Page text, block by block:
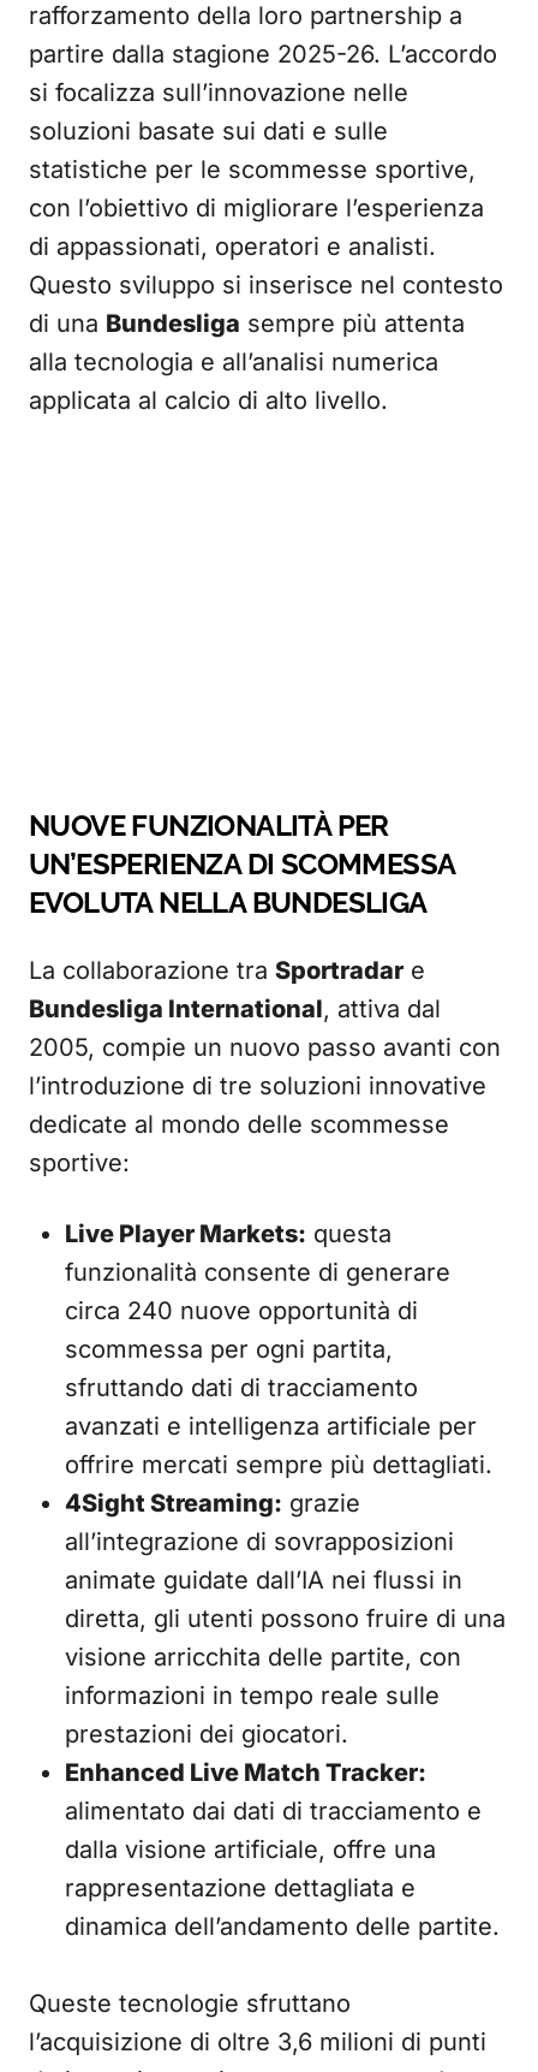
rafforzamento della loro partnership a
partire dalla stagione 2025-26. L’accordo
si focalizza sull’innovazione nelle
soluzioni basate sui dati e sulle
statistiche per le scommesse sportive,
con l’obiettivo di migliorare l’esperienza
di appassionati, operatori e analisti.
Questo sviluppo si inserisce nel contesto
di una Bundesliga sempre più attenta
alla tecnologia e all’analisi numerica
applicata al calcio di alto livello.
NUOVE FUNZIONALITÀ PER
UN’ESPERIENZA DI SCOMMESSA
EVOLUTA NELLA BUNDESLIGA
La collaborazione tra Sportradar e
Bundesliga International, attiva dal
2005, compie un nuovo passo avanti con
l’introduzione di tre soluzioni innovative
dedicate al mondo delle scommesse
sportive:
Live Player Markets: questa
funzionalità consente di generare
circa 240 nuove opportunità di
scommessa per ogni partita,
sfruttando dati di tracciamento
avanzati e intelligenza artificiale per
offrire mercati sempre più dettagliati.
4Sight Streaming: grazie
all’integrazione di sovrapposizioni
animate guidate dall’IA nei flussi in
diretta, gli utenti possono fruire di una
visione arricchita delle partite, con
informazioni in tempo reale sulle
prestazioni dei giocatori.
Enhanced Live Match Tracker:
alimentato dai dati di tracciamento e
dalla visione artificiale, offre una
rappresentazione dettagliata e
dinamica dell’andamento delle partite.
Queste tecnologie sfruttano
l’acquisizione di oltre 3,6 milioni di punti